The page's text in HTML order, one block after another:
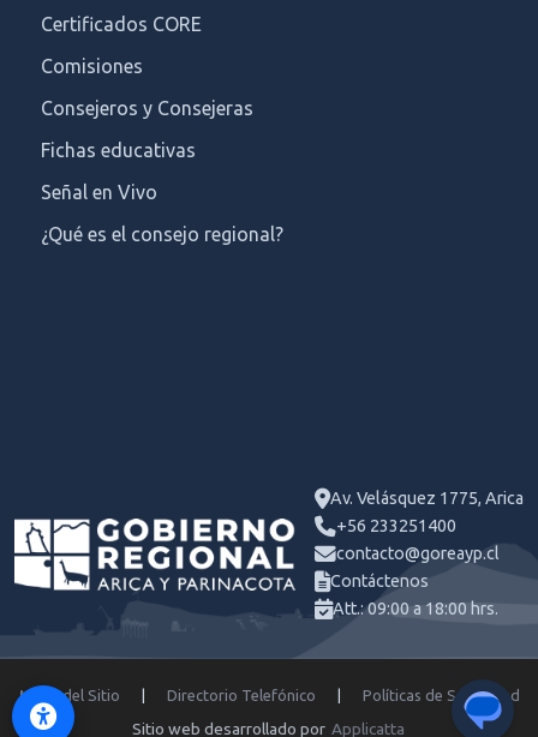
Certificados CORE
Comisiones
Consejeros y Consejeras
Fichas educativas
Señal en Vivo
¿Qué es el consejo regional?
Av. Velásquez 1775, Arica
+56 233251400
contacto@goreayp.cl
Contáctenos
Att.: 09:00 a 18:00 hrs.
Mapa del Sitio Directorio Telefónico Políticas de Seguridad
Sitio web desarrollado por Applicatta